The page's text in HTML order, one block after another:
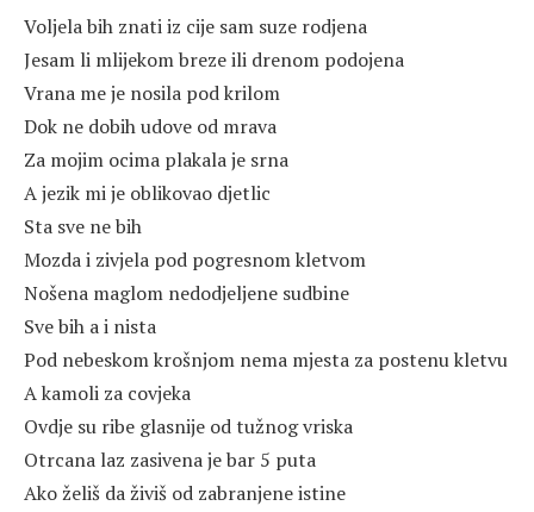
Voljela bih znati iz cije sam suze rodjena
Jesam li mlijekom breze ili drenom podojena
Vrana me je nosila pod krilom
Dok ne dobih udove od mrava
Za mojim ocima plakala je srna
A jezik mi je oblikovao djetlic
Sta sve ne bih
Mozda i zivjela pod pogresnom kletvom
Nošena maglom nedodjeljene sudbine
Sve bih a i nista
Pod nebeskom krošnjom nema mjesta za postenu kletvu
A kamoli za covjeka
Ovdje su ribe glasnije od tužnog vriska
Otrcana laz zasivena je bar 5 puta
Ako želiš da živiš od zabranjene istine